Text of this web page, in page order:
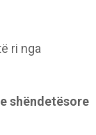
ri nga
shëndetësore